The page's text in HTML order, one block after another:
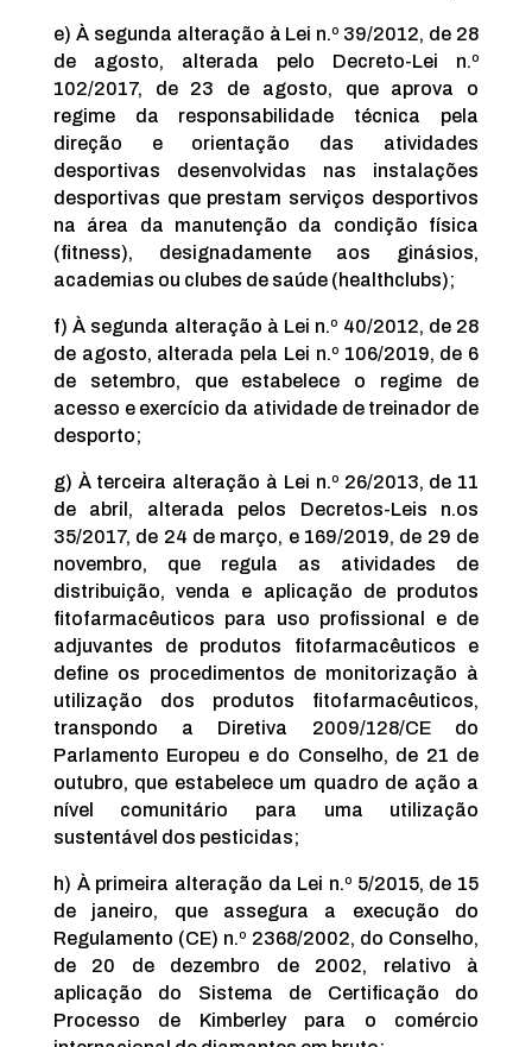
e) À segunda alteração à Lei n.º 39/2012, de 28
de agosto, alterada pelo Decreto-Lei n.º
102/2017, de 23 de agosto, que aprova o
regime da responsabilidade técnica pela
direção e orientação das atividades
desportivas desenvolvidas nas instalações
desportivas que prestam serviços desportivos
na área da manutenção da condição física
(fitness), designadamente aos ginásios,
academias ou clubes de saúde (healthclubs);
f) À segunda alteração à Lei n.º 40/2012, de 28
de agosto, alterada pela Lei n.º 106/2019, de 6
de setembro, que estabelece o regime de
acesso e exercício da atividade de treinador de
desporto;
g) À terceira alteração à Lei n.º 26/2013, de 11
de abril, alterada pelos Decretos-Leis n.os
35/2017, de 24 de março, e 169/2019, de 29 de
novembro, que regula as atividades de
distribuição, venda e aplicação de produtos
fitofarmacêuticos para uso profissional e de
adjuvantes de produtos fitofarmacêuticos e
define os procedimentos de monitorização à
utilização dos produtos fitofarmacêuticos,
transpondo a Diretiva 2009/128/CE do
Parlamento Europeu e do Conselho, de 21 de
outubro, que estabelece um quadro de ação a
nível comunitário para uma utilização
sustentável dos pesticidas;
h) À primeira alteração da Lei n.º 5/2015, de 15
de janeiro, que assegura a execução do
Regulamento (CE) n.º 2368/2002, do Conselho,
de 20 de dezembro de 2002, relativo à
aplicação do Sistema de Certificação do
Processo de Kimberley para o comércio